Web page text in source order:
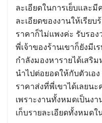
ละเอียดในการเย็บและมี
ละเอียดของงานให้เรีย
ราคาก็ไม่แพงค่ะ รับรอ
พี่เจ้าของร้านเขาก็ยังมี
กำลังมองหารายได้เสริ
นำไปต่อยอดให้กับตัวเอ
ราคาส่งที่พี่เขาได้เลยน
เพราะงานทั้งหมดเป็นง
เก็บรายละเอียดทั้งหมด